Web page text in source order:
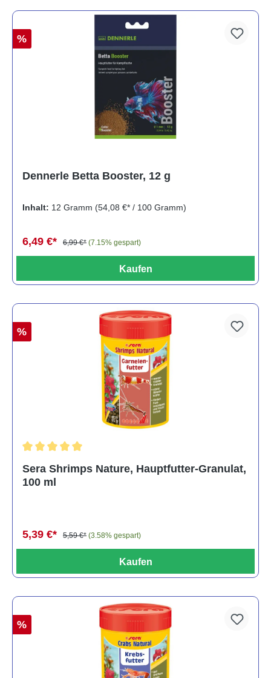
%
Dennerle Betta Booster, 12 g
Inhalt: 12 Gramm (54,08 €* / 100 Gramm)
6,49 €* 6,99 €* (7.15% gespart)
Kaufen
%
Sera Shrimps Nature, Hauptfutter-Granulat,
100 ml
5,39 €* 5,59 €* (3.58% gespart)
Kaufen
%